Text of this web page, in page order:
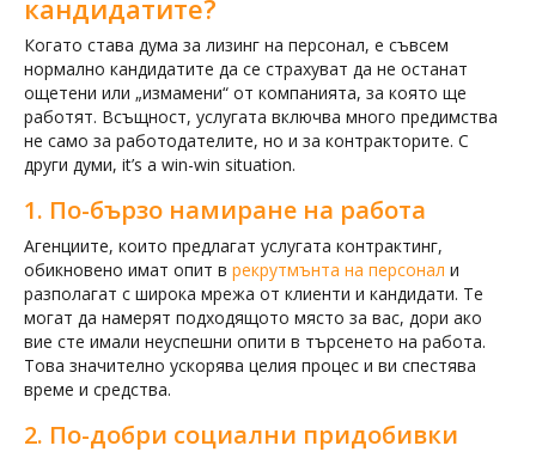
кандидатите?
Когато става дума за лизинг на персонал, e съвсем
нормално кандидатите да се страхуват да не останат
ощетени или „измамени“ от компанията, за която ще
работят. Всъщност, услугата включва много предимства
не само за работодателите, но и за контракторите. С
други думи, it’s a win-win situation.
1. По-бързо намиране на работа
Агенциите, които предлагат услугата контрактинг,
обикновено имат опит в рекрутмънта на персонал и
разполагат с широка мрежа от клиенти и кандидати. Те
могат да намерят подходящото място за вас, дори ако
вие сте имали неуспешни опити в търсенето на работа.
Това значително ускорява целия процес и ви спестява
време и средства.
2. По-добри социални придобивки